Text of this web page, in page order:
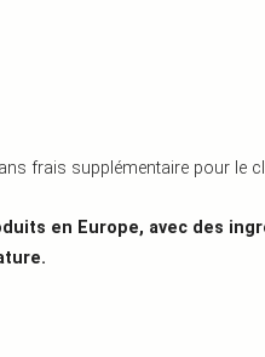
frais supplémentaire pour le
en Europe, avec des